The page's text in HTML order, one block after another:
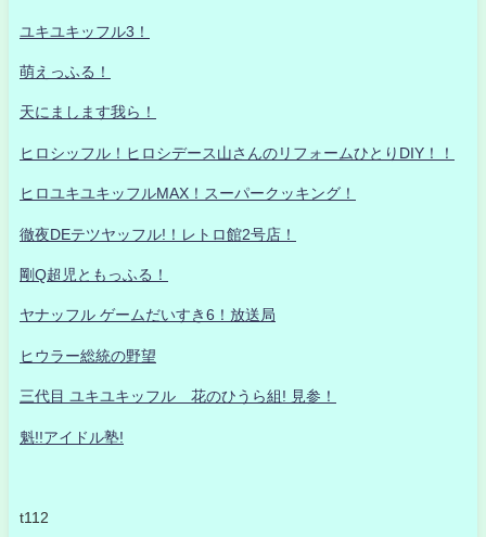
ユキユキッフル3！
萌えっふる！
天にまします我ら！
ヒロシッフル！ヒロシデース山さんのリフォームひとりDIY！！
ヒロユキユキッフルMAX！スーパークッキング！
徹夜DEテツヤッフル!！レトロ館2号店！
剛Q超児ともっふる！
ヤナッフル ゲームだいすき6！放送局
ヒウラー総統の野望
三代目 ユキユキッフル 花のひうら組! 見参！
魁!!アイドル塾!
t112